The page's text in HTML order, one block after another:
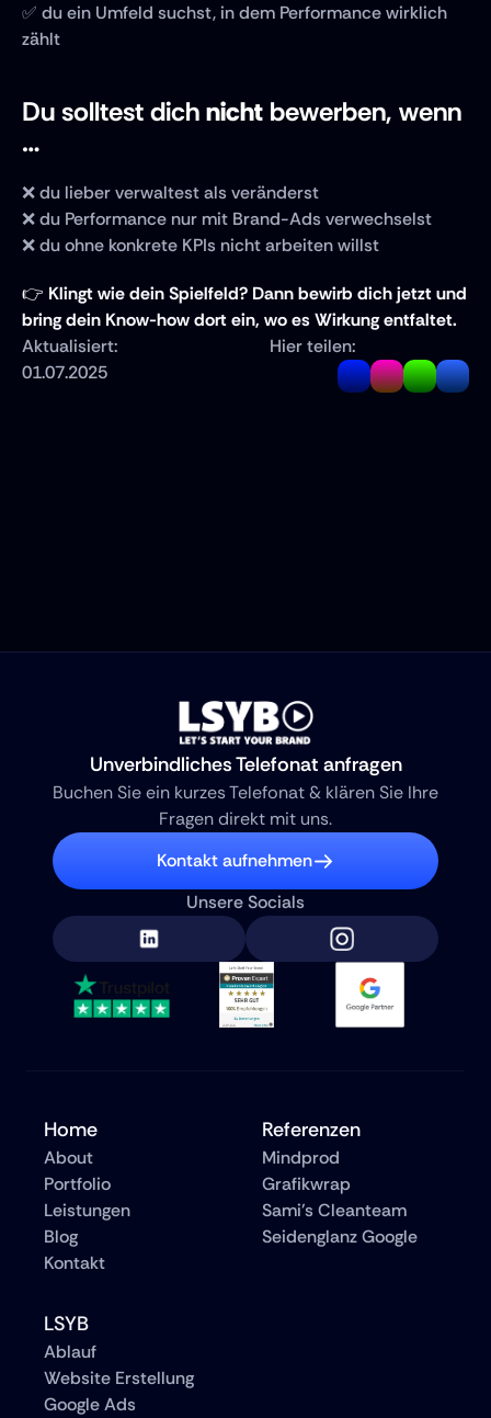
✅ du ein Umfeld suchst, in dem Performance wirklich
zählt
Du solltest dich nicht bewerben, wenn
…
❌ du lieber verwaltest als veränderst
❌ du Performance nur mit Brand-Ads verwechselst
❌ du ohne konkrete KPIs nicht arbeiten willst
👉 Klingt wie dein Spielfeld? Dann bewirb dich jetzt und
bring dein Know-how dort ein, wo es Wirkung entfaltet.
Aktualisiert:
01.07.2025
Hier teilen:
Unverbindliches Telefonat anfragen
Buchen Sie ein kurzes Telefonat & klären Sie Ihre
Fragen direkt mit uns.
Kontakt aufnehmen
Unsere Socials
Home
About
Portfolio
Leistungen
Blog
Kontakt
Referenzen
Mindprod
Grafikwrap
Sami's Cleanteam
Seidenglanz Google
LSYB
Ablauf
Website Erstellung
Google Ads